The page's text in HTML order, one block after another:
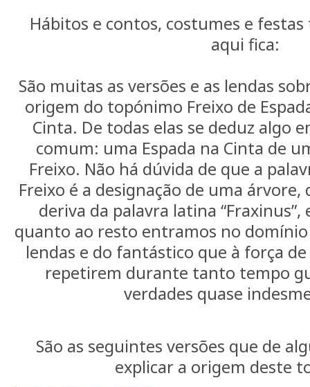
Hábitos e contos, costumes e
aqui fica:
São muitas as versões e as lendas
origem do topónimo Freixo de
Cinta. De todas elas se deduz algo
comum: uma Espada na Cinta de
Freixo. Não há dúvida de que a
Freixo é a designação de uma árvore,
deriva da palavra latina “Fraxinus”,
quanto ao resto entramos no domínio
lendas e do fantástico que à força de
repetirem durante tanto tempo
verdades quase
São as seguintes versões que de
explicar a origem deste